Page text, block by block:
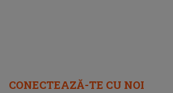
CONECTEAZĂ-TE CU NOI